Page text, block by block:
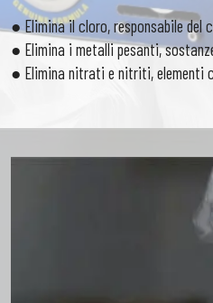
● Elimina il cloro, responsabile del
● Elimina i metalli pesanti,
● Elimina nitrati e nitriti, elementi